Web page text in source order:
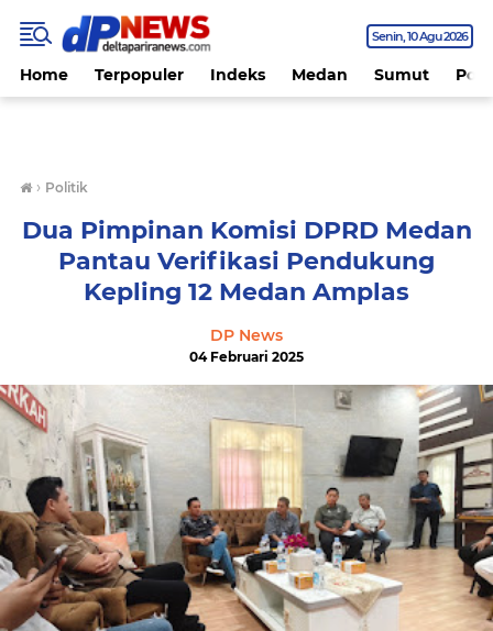
Senin 10 Agu 2026
Home Terpopuler Indeks Medan Sumut
› Politik
Dua Pimpinan Komisi DPRD Medan
Pantau Verifikasi Pendukung
Kepling 12 Medan Amplas
DP News
04 Februari 2025